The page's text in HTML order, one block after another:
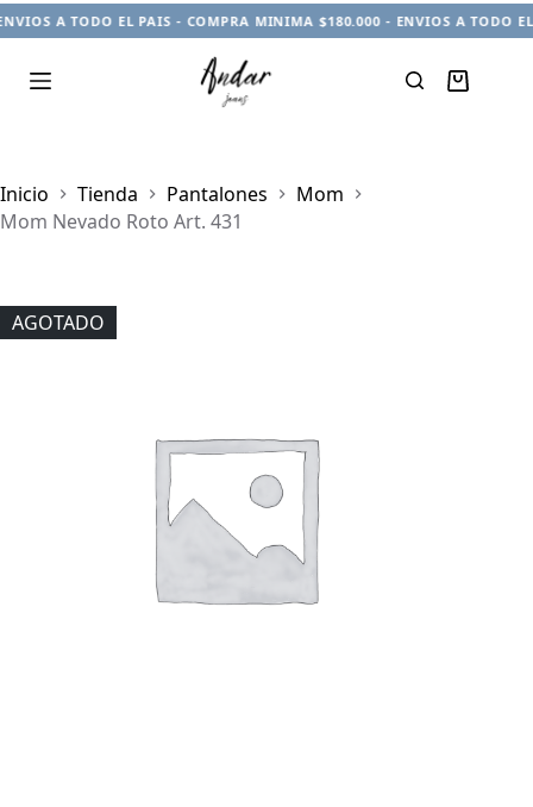
A TODO EL PAIS - COMPRA MINIMA $180.000 - ENVIOS A TODO
Carro
Inicio
Tienda Pantalones
Mom
Mom Nevado Roto Art. 431
AGOTADO